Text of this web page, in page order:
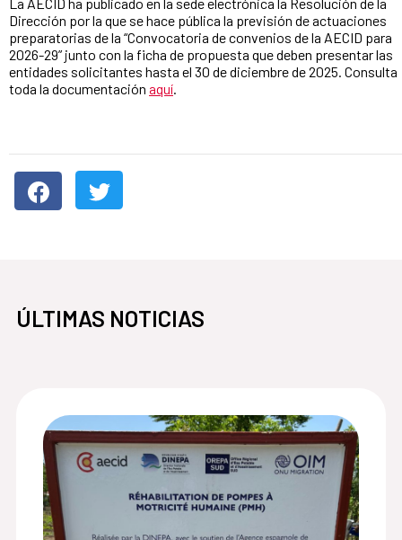
Dirección por la que se hace pública la previsión de actuaciones
preparatorias de la “Convocatoria de convenios de la AECID para
2026-29” junto con la ficha de propuesta que deben presentar las
entidades solicitantes hasta el 30 de diciembre de 2025. Consulta
toda la documentación aquí
ÚLTIMAS NOTICIAS